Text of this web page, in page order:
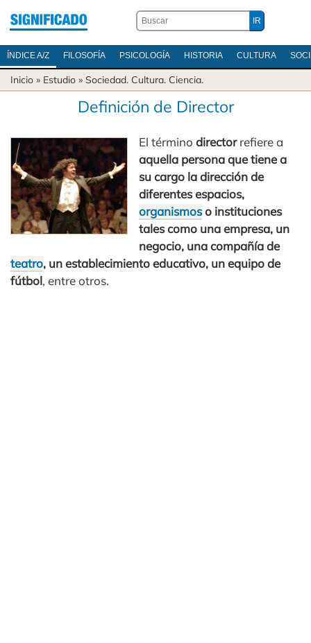
ÍNDICE A/Z FILOSOFÍA PSICOLOGÍA HISTORIA CULTURA
Inicio » Estudio » Sociedad. Cultura. Ciencia.
Definición de Director
El términodirectorrefiere a
aquella persona que tiene a
su cargo la dirección de
diferentes espacios,
organismoso instituciones
tales como una empresa, un
negocio, una compañía de
teatro, un establecimiento educativo, un equipo de
fútbol, entre otros.